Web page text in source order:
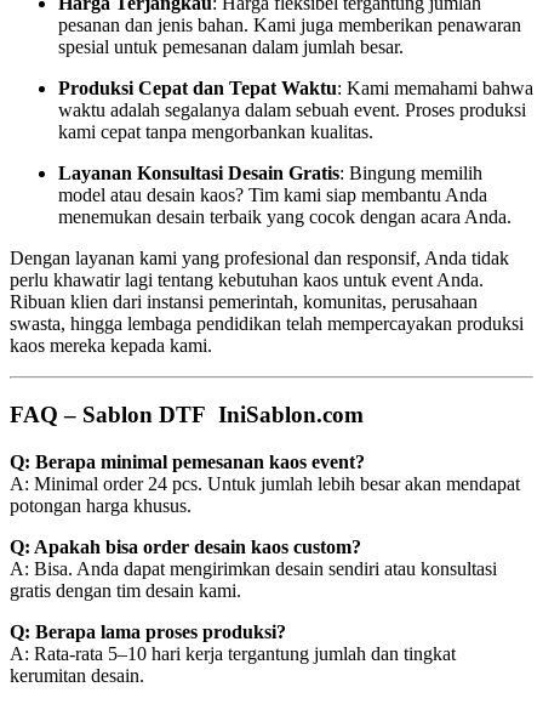
pesanan dan jenis bahan. Kami juga memberikan penawaran
spesial untuk pemesanan dalam jumlah besar.
Produksi Cepat dan Tepat Waktu: Kami memahami bahwa
waktu adalah segalanya dalam sebuah event. Proses produksi
kami cepat tanpa mengorbankan kualitas.
Layanan Konsultasi Desain Gratis: Bingung memilih
model atau desain kaos? Tim kami siap membantu Anda
menemukan desain terbaik yang cocok dengan acara Anda.
Dengan layanan kami yang profesional dan responsif, Anda tidak
perlu khawatir lagi tentang kebutuhan kaos untuk event Anda.
Ribuan klien dari instansi pemerintah, komunitas, perusahaan
swasta, hingga lembaga pendidikan telah mempercayakan produksi
kaos mereka kepada kami.
FAQ – Sablon DTF IniSablon.com
Q: Berapa minimal pemesanan kaos event?
A: Minimal order 24 pcs. Untuk jumlah lebih besar akan mendapat
potongan harga khusus.
Q: Apakah bisa order desain kaos custom?
A: Bisa. Anda dapat mengirimkan desain sendiri atau konsultasi
gratis dengan tim desain kami.
Q: Berapa lama proses produksi?
A: Rata-rata 5–10 hari kerja tergantung jumlah dan tingkat
kerumitan desain.